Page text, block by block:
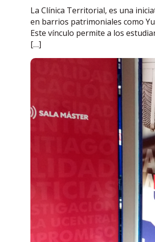
La Clínica Territorial, es una
en barrios patrimoniales como
Este vínculo permite a los
[…]